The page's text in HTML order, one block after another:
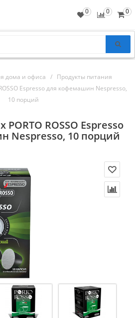
0
0
0
дома и офиса
Продукты питания
Espresso для кофемашин Nespresso,
10 порций
PORTO ROSSO Espresso
Nespresso, 10 порций